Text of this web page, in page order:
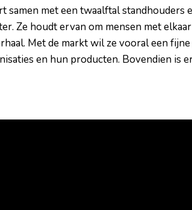
samen met een twaalftal standhouders
Ze houdt ervan om mensen met
Met de markt wil ze vooral een
en hun producten. Bovendien is